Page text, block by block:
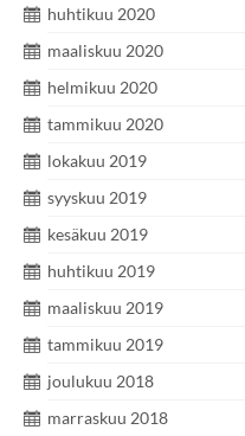
huhtikuu 2020
maaliskuu 2020
helmikuu 2020
tammikuu 2020
lokakuu 2019
syyskuu 2019
kesäkuu 2019
huhtikuu 2019
maaliskuu 2019
tammikuu 2019
joulukuu 2018
marraskuu 2018